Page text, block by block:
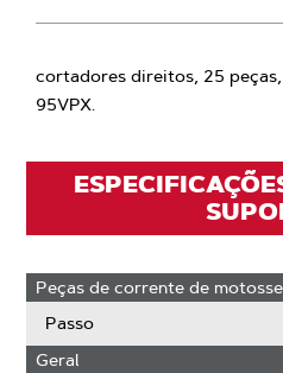
cortadores direitos, 25
95VPX.
Peças de corrente de
Passo
Geral